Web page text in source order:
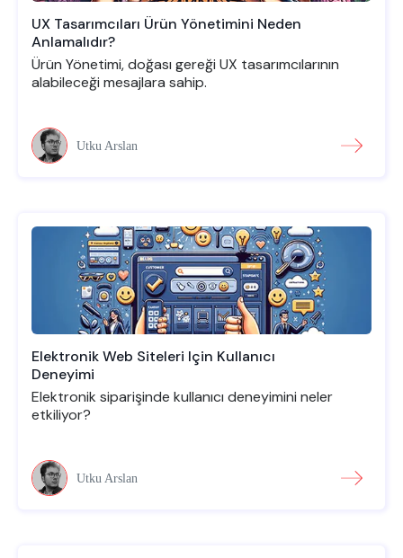
UX Tasarımcıları Ürün Yönetimini Neden
Anlamalıdır?
Ürün Yönetimi, doğası gereği UX tasarımcılarının
alabileceği mesajlara sahip.
Utku Arslan
Elektronik Web Siteleri Için Kullanıcı
Deneyimi
Elektronik siparişinde kullanıcı deneyimini neler
etkiliyor?
Utku Arslan